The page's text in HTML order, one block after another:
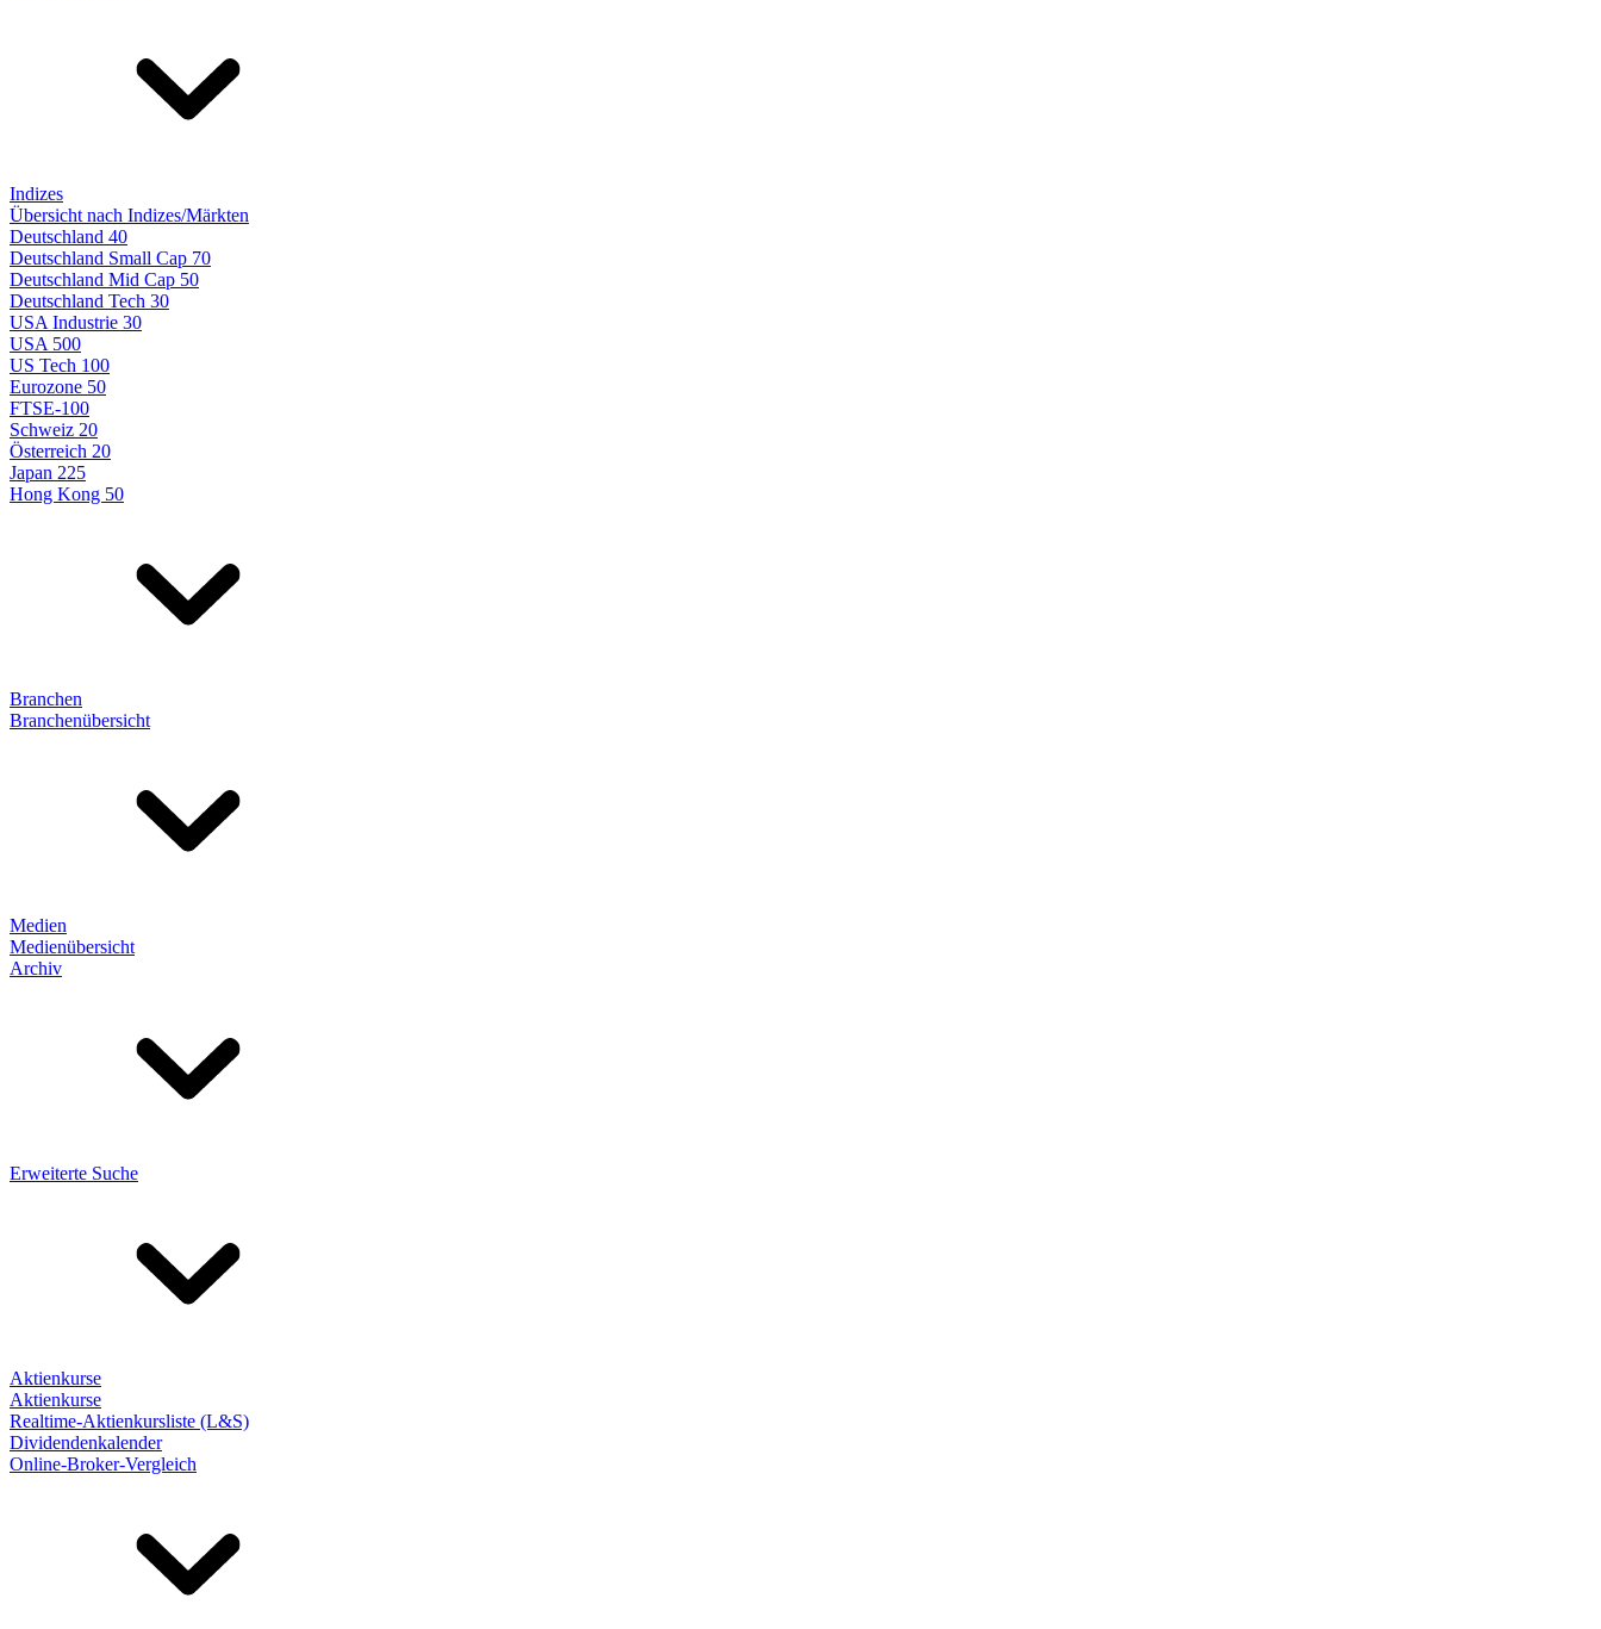
Indizes
Übersicht nach Indizes/Märkten
Deutschland 40
Deutschland Small Cap 70
Deutschland Mid Cap 50
Deutschland Tech 30
USA Industrie 30
USA 500
US Tech 100
Eurozone 50
FTSE-100
Schweiz 20
Österreich 20
Japan 225
Hong Kong 50
Branchen
Branchenübersicht
Medien
Medienübersicht
Archiv
Erweiterte Suche
Aktienkurse
Aktienkurse
Realtime-Aktienkursliste (L&S)
Dividendenkalender
Online-Broker-Vergleich